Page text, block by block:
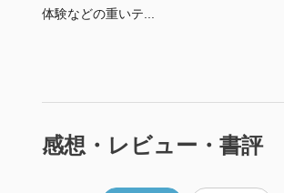
体験などの重いテ...
感想・レビュー・書評